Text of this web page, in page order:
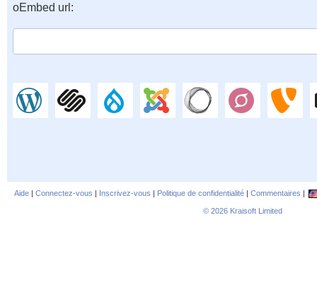
oEmbed url:
Aide | Connectez-vous | Inscrivez-vous | Politique de confidentialité | Commentaires |
© 2026 Kraisoft Limited